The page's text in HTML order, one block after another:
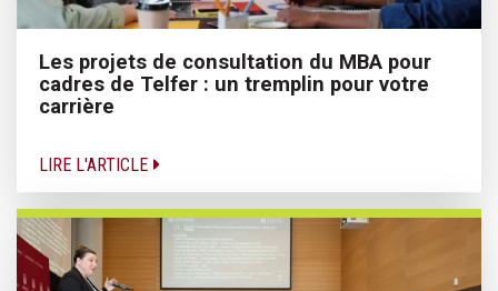
Les projets de consultation du MBA pour
cadres de Telfer : un tremplin pour votre
carrière
LIRE L'ARTICLE